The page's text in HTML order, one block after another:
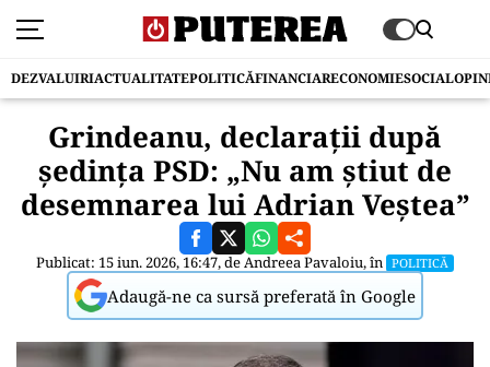
DEZVALUIRIACTUALITATEPOLITICĂFINANCIARECONOMIESOCIAL
Grindeanu, declarații după
ședința PSD: „Nu am știut de
desemnarea lui Adrian Veștea”
Publicat: 15 iun. 2026, 16:47, deAndreea Pavaloiu, în POLITICĂ
Adaugă-ne ca sursă preferată în Google